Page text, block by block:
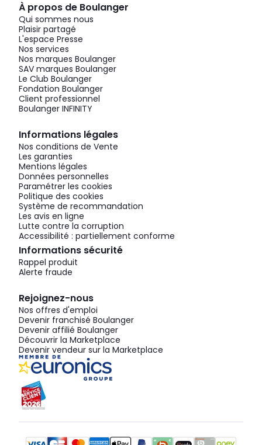
À propos de Boulanger
Qui sommes nous
Plaisir partagé
L'espace Presse
Nos services
Nos marques Boulanger
SAV marques Boulanger
Le Club Boulanger
Fondation Boulanger
Client professionnel
Boulanger INFINITY
Informations légales
Nos conditions de Vente
Les garanties
Mentions légales
Données personnelles
Paramétrer les cookies
Politique des cookies
Système de recommandation
Les avis en ligne
Lutte contre la corruption
Accessibilité : partiellement conforme
Informations sécurité
Rappel produit
Alerte fraude
Rejoignez-nous
Nos offres d'emploi
Devenir franchisé Boulanger
Devenir affilié Boulanger
Découvrir la Marketplace
Devenir vendeur sur la Marketplace